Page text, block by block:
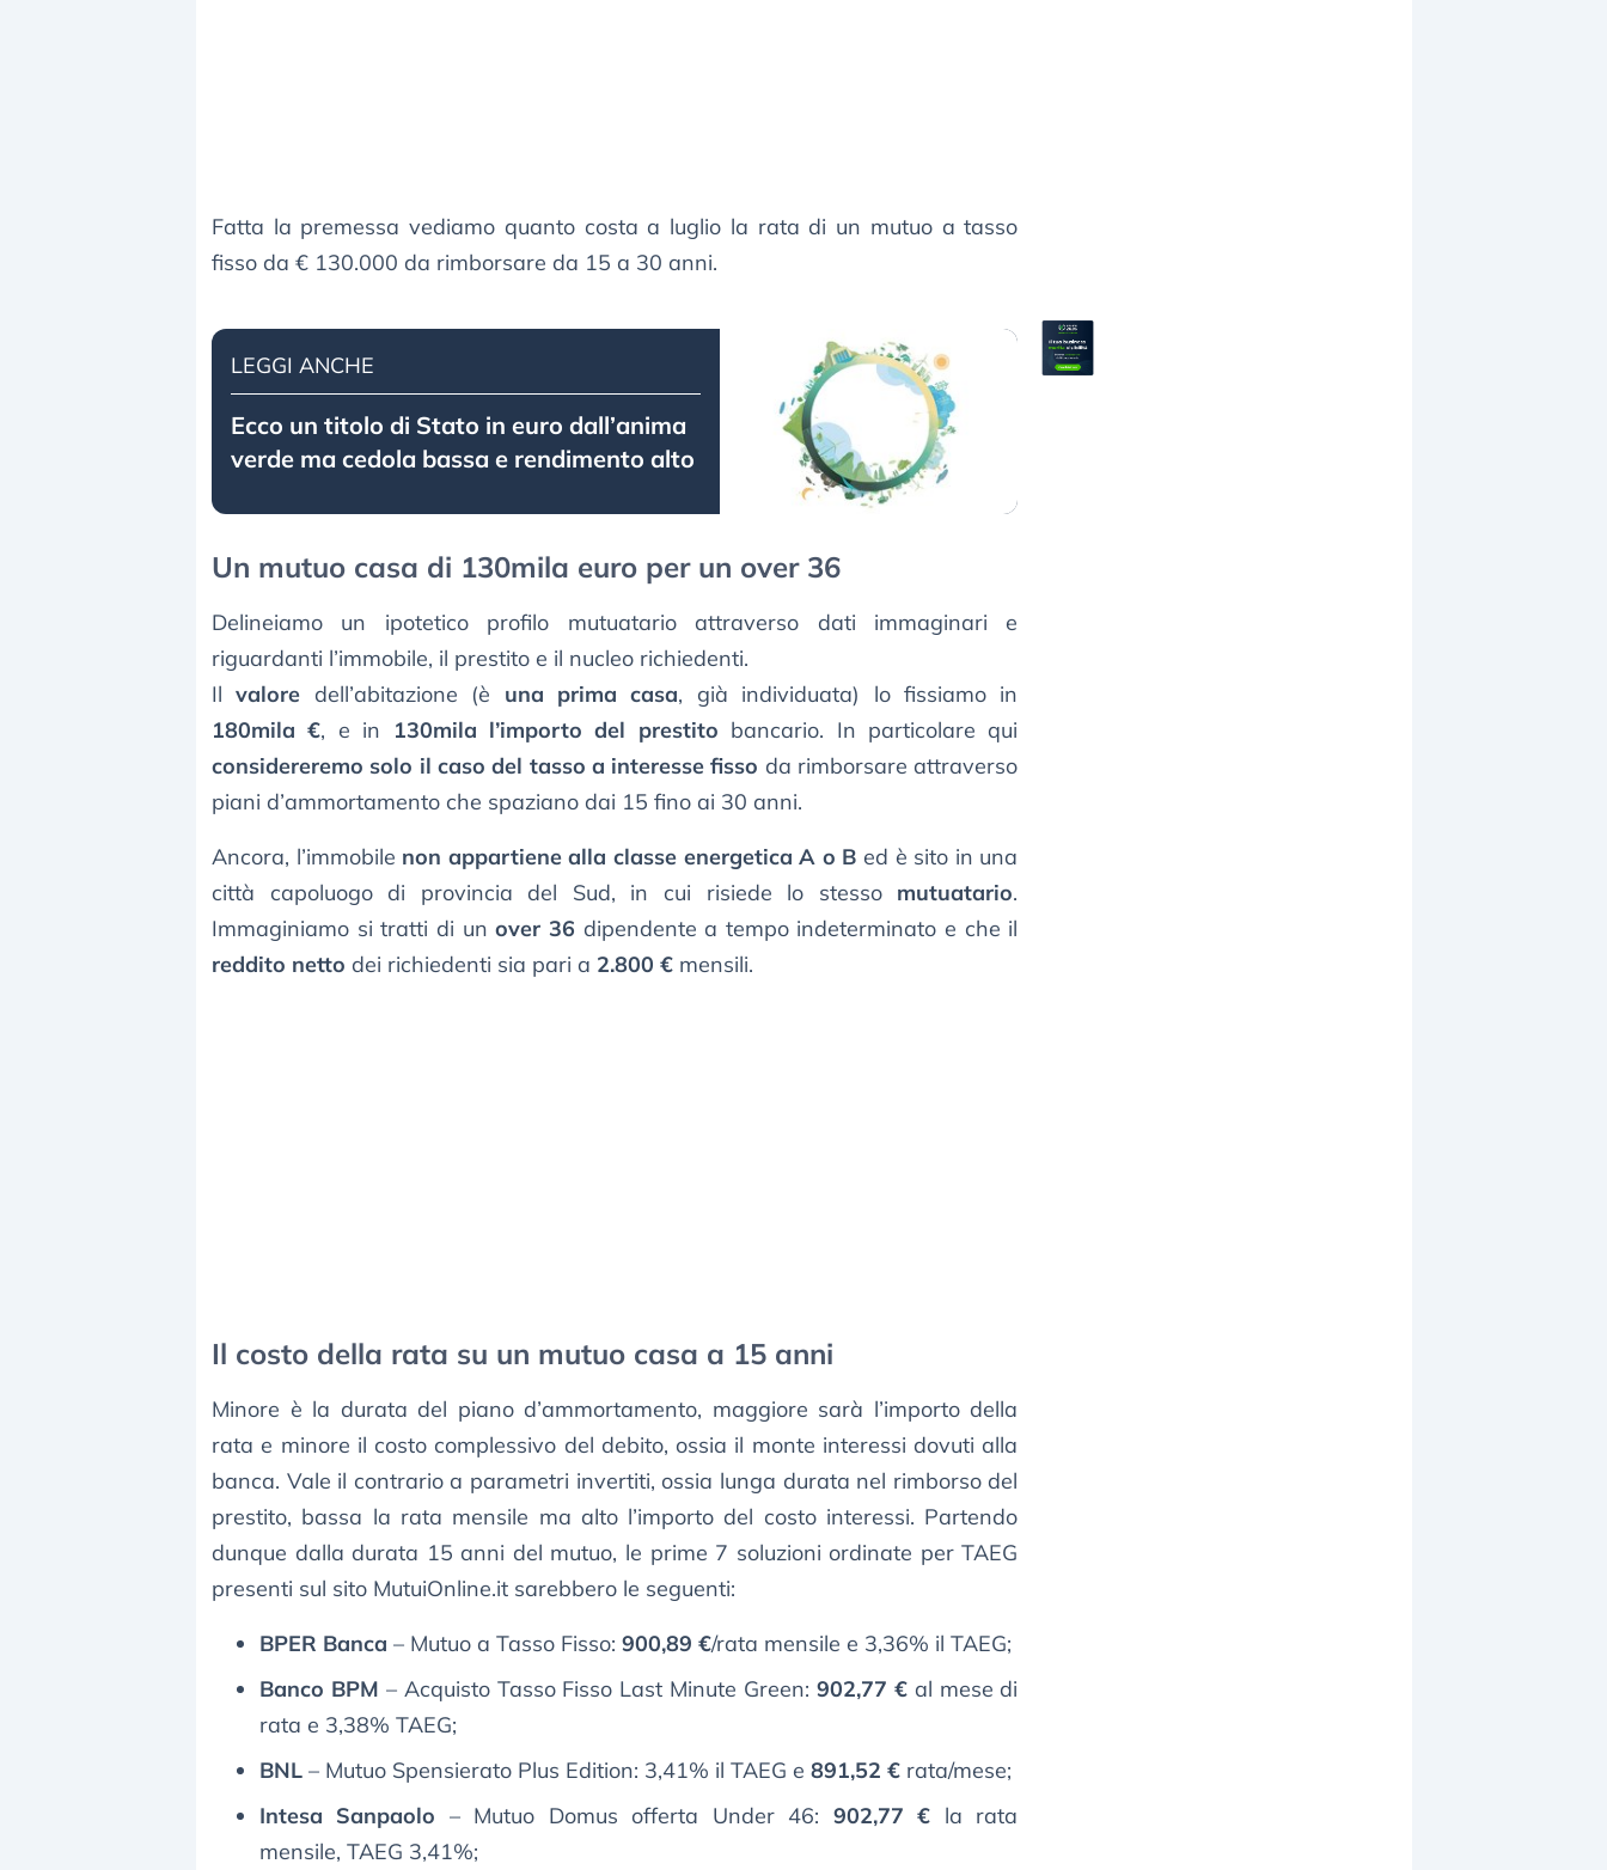
Fatta la premessa vediamo quanto costa a luglio la rata di un mutuo a tasso
fisso da € 130.000 da rimborsare da 15 a 30 anni.
LEGGI ANCHE
Ecco un titolo di Stato in euro dall’anima
verde ma cedola bassa e rendimento alto
Un mutuo casa di 130mila euro per un over 36
Delineiamo un ipotetico profilo mutuatario attraverso dati immaginari e
riguardanti l’immobile, il prestito e il nucleo richiedenti.
Ilvalore dell’abitazione (è una prima casa, già individuata) lo fissiamo in
180mila €, e in 130mila l’importo del prestito bancario. In particolare qui
considereremo solo il caso del tasso a interesse fisso da rimborsare attraverso
piani d’ammortamento che spaziano dai 15 fino ai 30 anni.
Ancora, l’immobile non appartiene alla classe energetica A o B ed è sito in una
città capoluogo di provincia del Sud, in cui risiede lo stesso mutuatario.
Immaginiamo si tratti di unover 36 dipendente a tempo indeterminato e che il
reddito netto dei richiedenti sia pari a 2.800 € mensili.
Il costo della rata su un mutuo casa a 15 anni
Minore è la durata del piano d’ammortamento, maggiore sarà l’importo della
rata e minore il costo complessivo del debito, ossia il monte interessi dovuti alla
banca. Vale il contrario a parametri invertiti, ossia lunga durata nel rimborso del
prestito, bassa la rata mensile ma alto l’importo del costo interessi. Partendo
dunque dalla durata 15 anni del mutuo, le prime 7 soluzioni ordinate per TAEG
presenti sul sito MutuiOnline.it sarebbero le seguenti:
BPER Banca – Mutuo a Tasso Fisso: 900,89 €/rata mensile e 3,36% il TAEG;
Banco BPM – Acquisto Tasso Fisso Last Minute Green: 902,77 €al mese di
rata e 3,38% TAEG;
BNL – Mutuo Spensierato Plus Edition: 3,41% il TAEG e 891,52 € rata/mese;
Intesa Sanpaolo – Mutuo Domus offerta Under 46: 902,77 € la rata
mensile, TAEG 3,41%;